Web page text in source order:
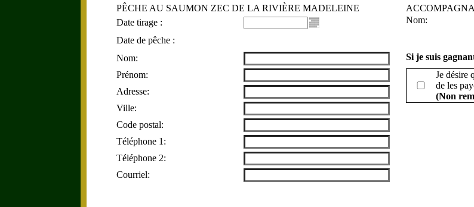
PÊCHE AU SAUMON ZEC DE LA RIVIÈRE MADELEINE
Date tirage :
Date de pêche :
Nom:
Prénom:
Adresse:
Ville:
Code postal:
Téléphone 1:
Téléphone 2:
Courriel:
Nom:
Si je suis
Je désire
de les
(Non